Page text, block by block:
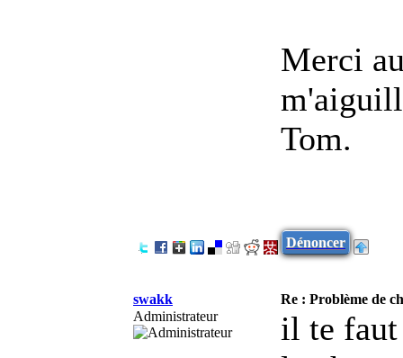
Merci
Tom.
Dénoncer
swakk
Re : Problème de
Administrateur
il te faut